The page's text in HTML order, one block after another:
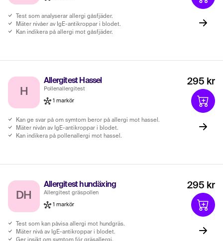
Test som analyserar allergi gåsfjäder.
Mäter nivåer av IgE-antikroppar i blodet.
Kan indikera på allergi mot gåsfjäder.
H
Allergitest Hassel
Pollenallergitest
1 markör
Kan ge svar på om symtom beror på allergi mot hassel.
Mäter nivån av IgE-antikroppar i blodet.
Kan indikera på pollenallergi mot hassel.
295 kr
DH
Allergitest hundäxing
Allergitest gräspollen
1 markör
Test som kan påvisa allergi mot hundgräs.
Mäter nivå av IgE-antikroppar i blodet.
295 kr